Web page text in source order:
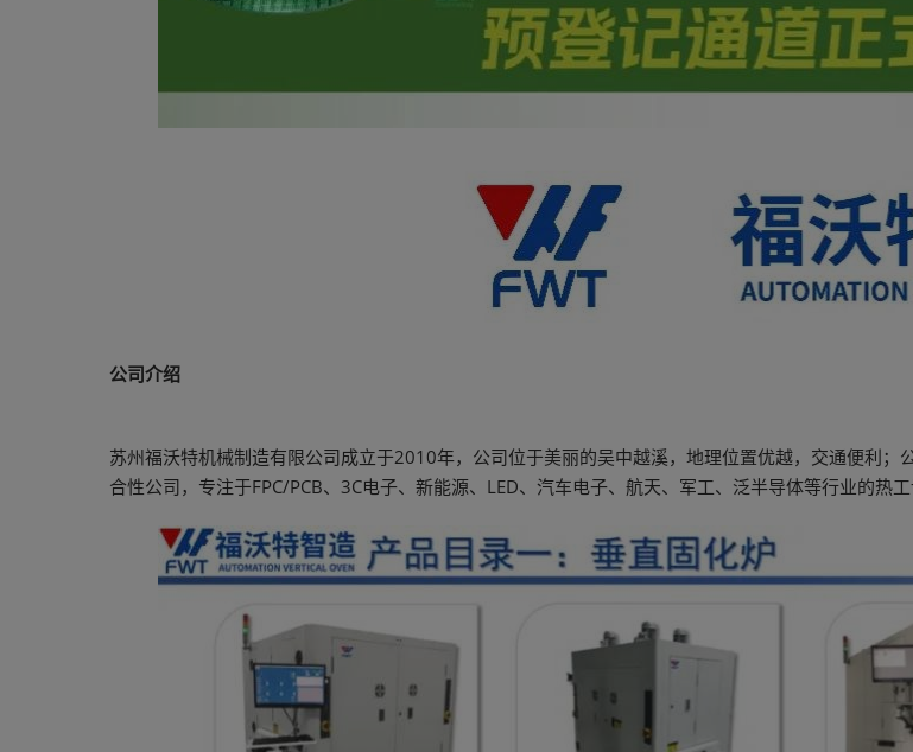
公司介绍
苏州福沃特机械制造有限公司成立于2010年，公司位于美丽的吴中越溪，地理位置优越，交通便利
合性公司，专注于FPC/PCB、3C电子、新能源、LED、汽车电子、航天、军工、泛半导体等行业的热工